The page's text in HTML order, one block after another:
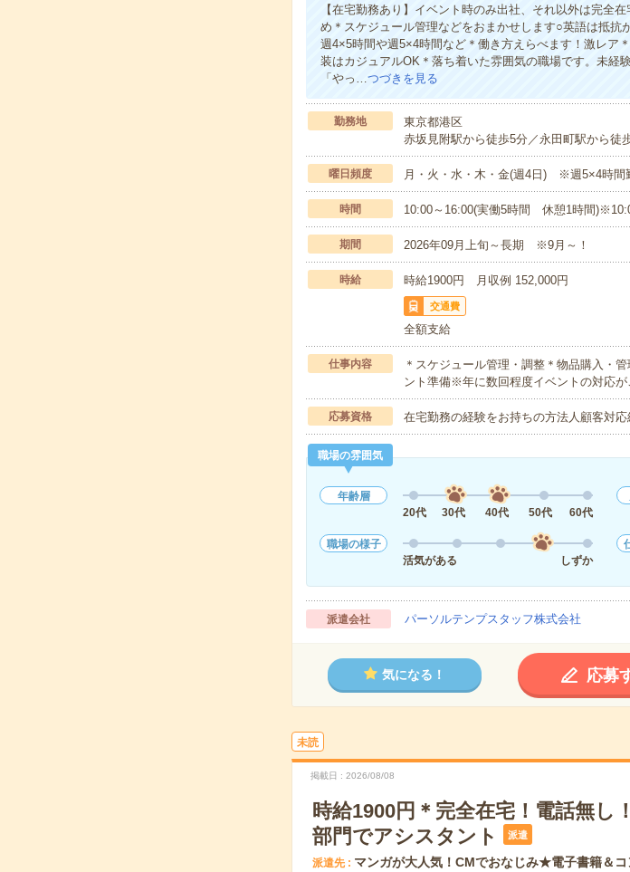
【在宅勤務あり】イベント時のみ出社、それ以外は完
め＊スケジュール管理などをおまかせします○英語は抵抗
週4×5時間や週5×4時間など＊働き方えらべます！激レア
装はカジュアルOK＊落ち着いた雰囲気の職場です。未経
「やっ…つづきを見る
勤務地
東京都港区
赤坂見附駅から徒歩5分／永田町駅から徒
曜日頻度 月・火・水・木・金(週4日) ※週5×4時
時間 10:00～16:00(実働5時間 休憩1時間
期間 2026年09月上旬～長期 ※9月～！
時給 時給1900円 月収例 152,000円
交通費
全額支給
仕事内容
＊スケジュール管理・調整＊物品購入・
ント準備※年に数回程度イベントの対応
応募資格 在宅勤務の経験をお持ちの方法人顧客対
職場の雰囲気
年齢層
20代
30代 40代 50代 60代
職場の様子
活気がある
しずか
派遣会社 パーソルテンプスタッフ株式会社
気になる！ 応募
未読
掲載日 2026/08/08
時給1900円＊完全在宅！電話無し
部門でアシスタント
派遣
派遣先 マンガが大人気！CMでおなじみ★電子書籍＆